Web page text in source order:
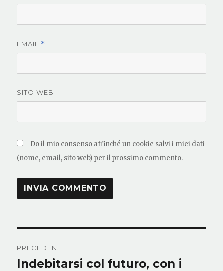
EMAIL *
SITO WEB
Do il mio consenso affinché un cookie salvi i miei dati
(nome, email, sito web) per il prossimo commento.
articoli
PRECEDENTE
Articolo
Indebitarsi col futuro, con i